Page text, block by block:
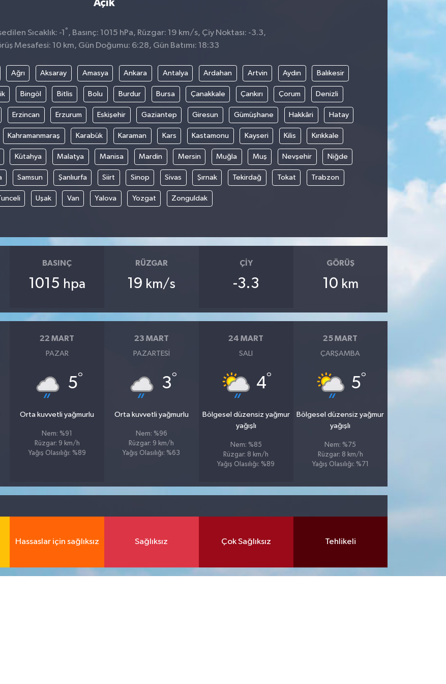
Açık
Sıcaklık: -1 ° , Basınç: 1015 hPa, Rüzgar: 19 km/s, Çiy Noktası: -3.3,
Mesafesi: 10 km, Gün Doğumu: 6:28, Gün Batımı: 18:33
Ağrı Aksaray Amasya Ankara Antalya Ardahan Artvin Aydın Balıkesir
Bingöl Bitlis Bolu Burdur Bursa Çanakkale Çankırı Çorum Denizli
Erzincan Erzurum Eskişehir Gaziantep Giresun Gümüşhane Hakkâri Hatay
Kahramanmaraş Karabük Karaman Kars Kastamonu Kayseri Kilis Kırıkkale
Kütahya Malatya Manisa Mardin Mersin Muğla Muş Nevşehir Niğde
Samsun Şanlıurfa Siirt Sinop Sivas Şırnak Tekirdağ Tokat Trabzon
Uşak Van Yalova Yozgat Zonguldak
BASINÇ
1015 hpa
RÜZGAR
19 km/s
ÇIY
-3.3
GÖRÜŞ
10 km
22 MART
PAZAR
5°
Orta kuvvetli yağmurlu
Nem: %91
Rüzgar: 9 km/h
Yağış Olasılığı: %89
23 MART
PAZARTESI
3°
Orta kuvvetli yağmurlu
Nem: %96
Rüzgar: 9 km/h
Yağış Olasılığı: %63
24 MART
SALI
4°
Bölgesel düzensiz yağmur
yağışlı
Nem: %85
Rüzgar: 8 km/h
Yağış Olasılığı: %89
25 MART
ÇARŞAMBA
5°
Bölgesel düzensiz yağmur
yağışlı
Nem: %75
Rüzgar: 8 km/h
Yağış Olasılığı: %71
Hassaslar için sağlıksız Sağlıksız Çok Sağlıksız Tehlikeli